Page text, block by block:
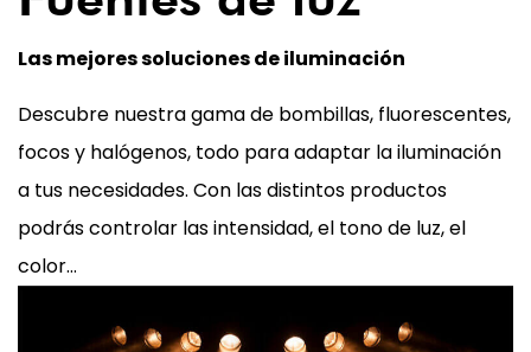
Las mejores soluciones de iluminación
Descubre nuestra gama de bombillas, fluorescentes,
focos y halógenos, todo para adaptar la iluminación
a tus necesidades. Con las distintos productos
podrás controlar las intensidad, el tono de luz, el
color…